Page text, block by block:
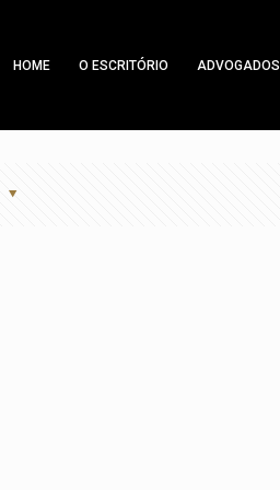
HOME O ESCRITÓRIO ADVOGADOS